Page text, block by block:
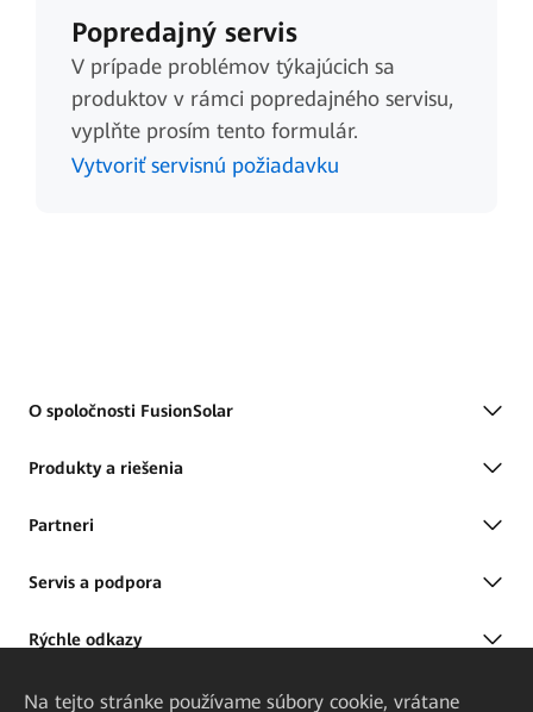
Popredajný servis
V prípade problémov týkajúcich sa
produktov v rámci popredajného servisu,
vyplňte prosím tento formulár.
Vytvoriť servisnú požiadavku
O spoločnosti FusionSolar
Produkty a riešenia
Partneri
Servis a podpora
Rýchle odkazy
Na tejto stránke používame súbory cookie, vrátane